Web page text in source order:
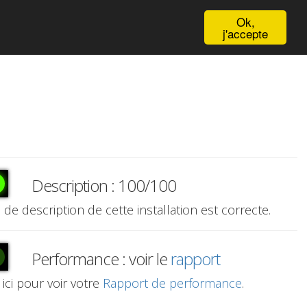
Ok,
j'accepte
Description : 100/100
de description de cette installation est correcte.
Performance : voir lerapport
ici pour voir votre Rapport de performance.